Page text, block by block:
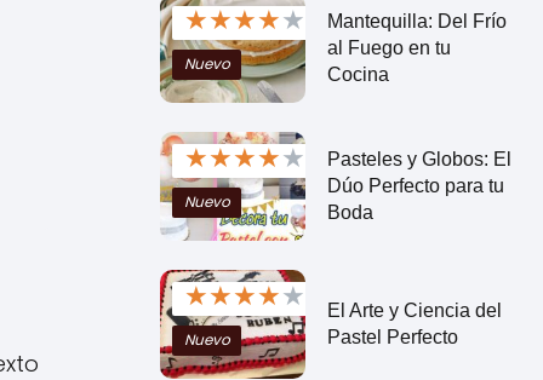
★★★★★
Nuevo
Mantequilla: Del Frío
al Fuego en tu
Cocina
★★★★★
Nuevo
Pasteles y Globos: El
Dúo Perfecto para tu
Boda
★★★★★
Nuevo
El Arte y Ciencia del
Pastel Perfecto